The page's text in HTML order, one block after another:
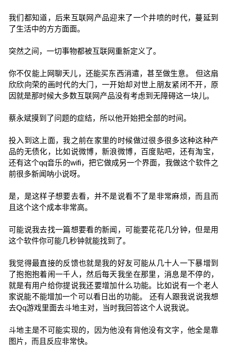
我们都知道，后来互联网产品迎来了一个井喷的时代，蔓延到
了生活中的方方面面。
突然之间，一切事物都被互联网重新定义了。
你不仅能上网聊天儿，还能买东西消遣，甚至做生意。 但这扇
欣欣向荣的画时代的大门，一开始却对世上朋友紧闭不开，原
因就是那时候大多数互联网产品没有考虑到无障碍这一块儿。
蔡永斌摸到了问题的症结，所以他开始把全部的时间。
投入到这上面，我之前在家里的时候做过很多很多这种这种产
品的无债化，比如说微博，新浪微博，百度贴吧，还有淘宝，
还有这个qq音乐的wifi，把它做成另一个界面，我做这个软件之
前很多新闻呐小说呀。
是，是这样子想要去看，并不是说看不了是非常麻烦，而且而
且这个这个成本非常高。
可能说我去找一篇想要看的新闻，可能要花花几分钟，但是用
这个软件你可能几秒钟就能找到了。
我觉得最直接的反馈也就是我的好友可能从几十人一下暴增到
了抱抱抱着闹一千人，然后每天我坐在那里，消息是不停的，
就是有用户给你提说我还要增加什么功能。比如说有一个老人
家说能不能增加一个可以看日出的功能。 还有人跟我说说我想
去Qq游戏里面去斗地主对，当时我回答这个人说我说。
斗地主是不可能实现的，因为他没有背他没有文字，他全是靠
图片，而且反应非常快。